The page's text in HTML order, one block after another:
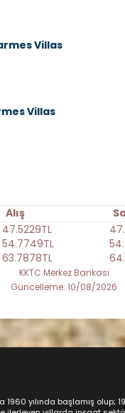
Villas
Villas
Alış
47.5229TL
54.7749TL
63.7878TL
KKTC Merkez Bankası
Güncelleme: 10/08/2026
yılında başlamış olup;